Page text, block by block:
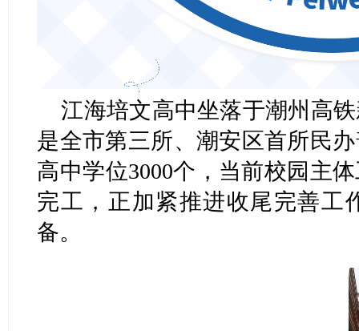
江海培文高中坐落于潮州高
是全市第三所、潮安区首所民
高中学位3000个，当前校园主
完工，正加紧推进收尾完善工
备。